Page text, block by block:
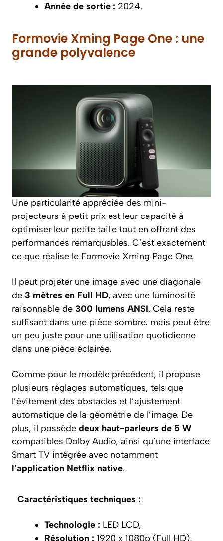
Année de sortie : 2024.
Formovie Xming Page One : une
grande polyvalence
Une particularité appréciée des mini-
projecteurs à petit prix est leur capacité à
optimiser leur petite taille tout en offrant des
performances remarquables. C’est exactement
ce que réalise le Formovie Xming Page One.
Il peut projeter une image avec une diagonale
de 3 mètres en Full HD, avec une luminosité
raisonnable de 300 lumens ANSI. Cela reste
suffisant dans une pièce sombre, mais peut être
un peu juste pour une utilisation quotidienne
dans une pièce éclairée.
Comme pour le modèle précédent, il propose
plusieurs réglages automatiques, tels que
l’évitement des obstacles et l’ajustement
automatique de la géométrie de l’image. De
plus, il possède deux haut-parleurs de 5 W
compatibles Dolby Audio, ainsi qu’une interface
Smart TV intégrée avec notamment
l’application Netflix native.
Caractéristiques techniques :
Technologie : LED LCD,
Résolution : 1920 x 1080p (Full HD),